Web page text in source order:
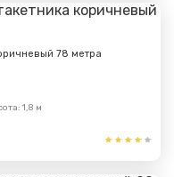
78 метра
1,8 м